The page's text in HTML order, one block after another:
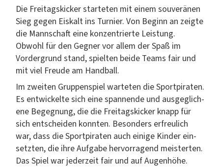
Die Fre­itags­kick­er starteten mit einem sou­verä­nen
Sieg gegen Eiskalt ins Turnier. Von Beginn an zeigte
die Mannschaft eine konzen­tri­erte Leis­tung.
Obwohl für den Geg­n­er vor allem der Spaß im
Vorder­grund stand, spiel­ten bei­de Teams fair und
mit viel Freude am Handball.
Im zweit­en Grup­pen­spiel warteten die Sport­pi­rat­en.
Es entwick­elte sich eine span­nende und aus­geglich­
ene Begeg­nung, die die Fre­itags­kick­er knapp für
sich entschei­den kon­nten. Beson­ders erfreulich
war, dass die Sport­pi­rat­en auch einige Kinder ein­
set­zten, die ihre Auf­gabe her­vor­ra­gend meis­terten.
Das Spiel war jed­erzeit fair und auf Augenhöhe.